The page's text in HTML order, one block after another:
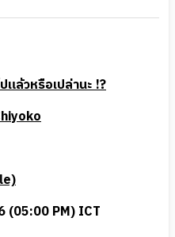
แล้วหรือเปล่านะ !?
PM) ICT